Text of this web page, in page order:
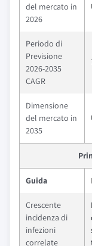
del mercato in
2026
Periodo di
Previsione
2026-2035
CAGR
Dimensione
del mercato in
2035
Guida
Crescente
incidenza di
infezioni
correlate